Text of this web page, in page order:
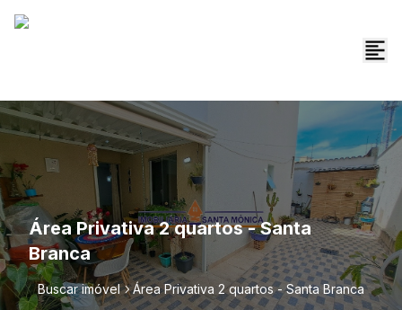
Área Privativa 2 quartos - Santa
Branca
Buscar imóvel Área Privativa 2 quartos - Santa Branca